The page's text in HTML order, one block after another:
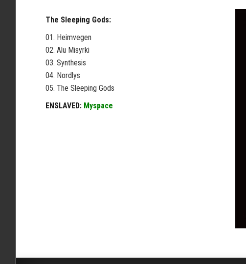
The Sleeping Gods:
01. Heimvegen
02. Alu Misyrki
03. Synthesis
04. Nordlys
05. The Sleeping Gods
ENSLAVED: Myspace